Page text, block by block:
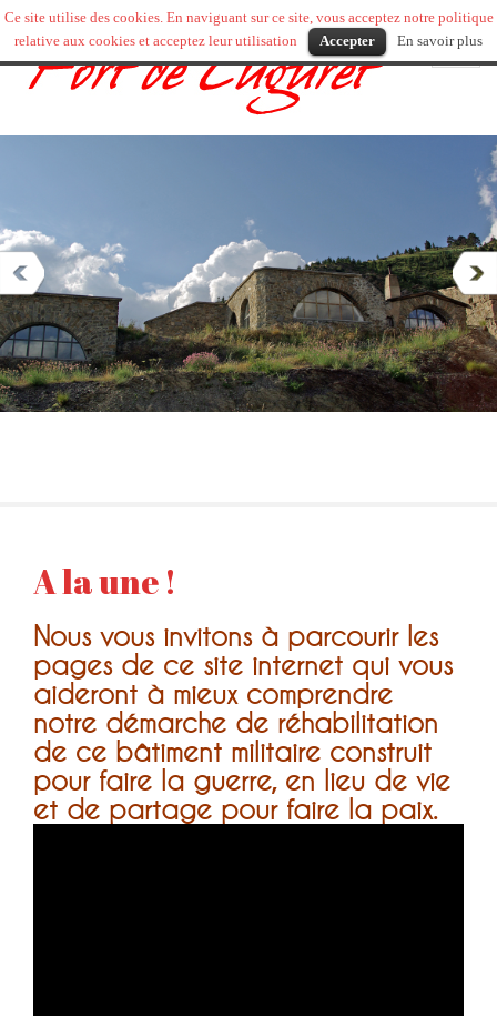
Toggle
A la une !
Nous vous invitons à parcourir les
pages de ce site internet qui vous
aideront à mieux comprendre
notre démarche de réhabilitation
de ce bâtiment militaire construit
pour faire la guerre, en lieu de vie
et de partage pour faire la paix.
Ce site utilise des cookies. En naviguant sur ce site, vous acceptez notre politique
relative aux cookies et acceptez leur utilisation
Accepter En savoir plus